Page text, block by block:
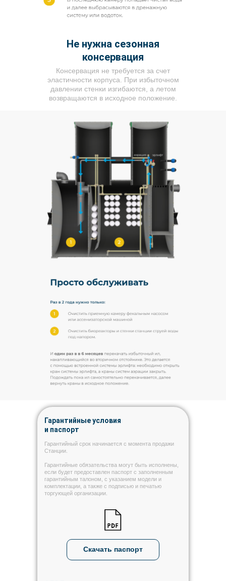
Не нужна сезонная
консервация
Консервация не требуется за счет
эластичности корпуса. При избыточном
давлении стенки изгибаются, а летом
возвращаются в исходное положение.
Гарантийные условия
и паспорт
Гарантийный срок начинается с момента продажи
Станции.
Гарантийные обязательства могут быть исполнены,
если будет предоставлен паспорт с заполненным
гарантийным талоном, с указанием модели и
комплектации, а также с подписью и печатью
торгующей организации.
Скачать паспорт